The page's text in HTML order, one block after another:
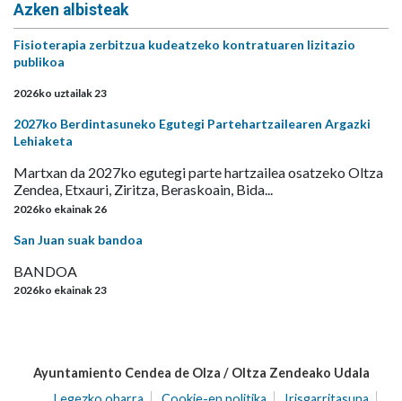
Azken albisteak
Fisioterapia zerbitzua kudeatzeko kontratuaren lizitazio
publikoa
2026ko uztailak 23
2027ko Berdintasuneko Egutegi Partehartzailearen Argazki
Lehiaketa
Martxan da 2027ko egutegi parte hartzailea osatzeko Oltza
Zendea, Etxauri, Ziritza, Beraskoain, Bida...
2026ko ekainak 26
San Juan suak bandoa
BANDOA
2026ko ekainak 23
Ayuntamiento Cendea de Olza / Oltza Zendeako Udala